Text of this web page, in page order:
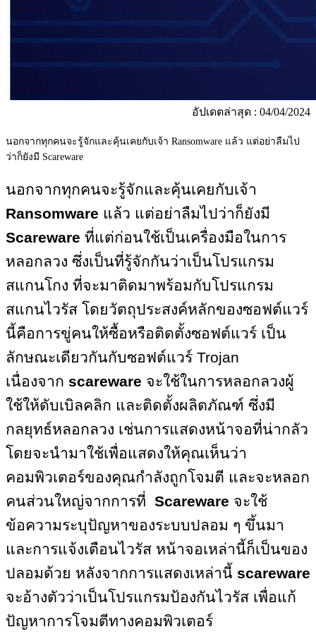
อัปเดตล่าสุด : 04/04/2024
นอกจากทุกคนจะรู้จักและคุ้นเคยกับเจ้า Ransomware แล้ว แต่อย่าลืมไป
ว่าก็ยังมี Scareware
นอกจากทุกคนจะรู้จักและคุ้นเคยกับเจ้า
Ransomware แล้ว แต่อย่าลืมไปว่าก็ยังมี
Scareware ที่แต่ก่อนใช้เป็นเครื่องมือในการ
หลอกลวง ซึ่งเป็นที่รู้จักกันว่าเป็นโปรแกรม
สแกนโกง ที่จะมาติดมาพร้อมกับโปรแกรม
สแกนไวรัส โดยวัตถุประสงค์หลักของซอฟต์แวร์
นี้คือการขู่คนให้ซื้อหรือติดตั้งซอฟต์แวร์ เป็น
ลักษณะเดียวกันกับซอฟต์แวร์ Trojan
เนื่องจาก scareware จะใช้ในการหลอกลวงผู้
ใช้ให้ดับเบิลคลิก และติดตั้งผลิตภัณฑ์ ซึ่งมี
กลยุทธ์หลอกลวง เช่นการแสดงหน้าจอที่น่ากลัว
โดยจะนำมาใช้เพื่อแสดงให้คุณเห็นว่า
คอมพิวเตอร์ของคุณกำลังถูกโจมตี และจะหลอก
คนส่วนใหญ่จากการที่ Scareware จะใช้
ข้อความระบุปัญหาของระบบปลอม ๆ ขึ้นมา
และการแจ้งเตือนไวรัส หน้าจอเหล่านี้ก็เป็นของ
ปลอมด้วย หลังจากการแสดงเหล่านี้ scareware
จะอ้างตัวว่าเป็นโปรแกรมป้องกันไวรัส เพื่อแก้
ปัญหาการโจมตีทางคอมพิวเตอร์